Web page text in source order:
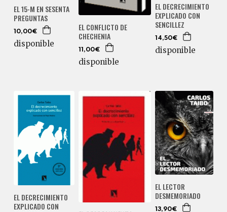
EL 15-M EN SESENTA
PREGUNTAS
10,00€
disponible
EL CONFLICTO DE
CHECHENIA
11,00€
disponible
EL DECRECIMIENTO
EXPLICADO CON
SENCILLEZ
14,50€
disponible
EL DECRECIMIENTO
EXPLICADO CON
EL LECTOR
DESMEMORIADO
13,90€